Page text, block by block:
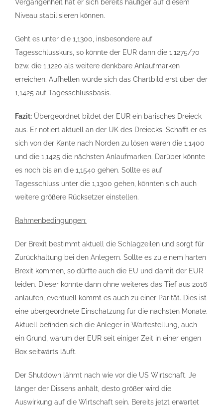
Vergangenheit hat er sich bereits häufiger auf diesem
Niveau stabilisieren können.
Geht es unter die 1,1300, insbesondere auf
Tagesschlusskurs, so könnte der EUR dann die 1,1275/70
bzw. die 1,1220 als weitere denkbare Anlaufmarken
erreichen. Aufhellen würde sich das Chartbild erst über der
1,1425 auf Tagesschlussbasis.
Fazit: Übergeordnet bildet der EUR ein bärisches Dreieck
aus. Er notiert aktuell an der UK des Dreiecks. Schafft er es
sich von der Kante nach Norden zu lösen wären die 1,1400
und die 1,1425 die nächsten Anlaufmarken. Darüber könnte
es noch bis an die 1,1540 gehen. Sollte es auf
Tagesschluss unter die 1,1300 gehen, könnten sich auch
weitere größere Rücksetzer einstellen.
Rahmenbedingungen:
Der Brexit bestimmt aktuell die Schlagzeilen und sorgt für
Zurückhaltung bei den Anlegern. Sollte es zu einem harten
Brexit kommen, so dürfte auch die EU und damit der EUR
leiden. Dieser könnte dann ohne weiteres das Tief aus 2016
anlaufen, eventuell kommt es auch zu einer Parität. Dies ist
eine übergeordnete Einschätzung für die nächsten Monate.
Aktuell befinden sich die Anleger in Wartestellung, auch
ein Grund, warum der EUR seit einiger Zeit in einer engen
Box seitwärts läuft.
Der Shutdown lähmt nach wie vor die US Wirtschaft. Je
länger der Dissens anhält, desto größer wird die
Auswirkung auf die Wirtschaft sein. Bereits jetzt erwartet